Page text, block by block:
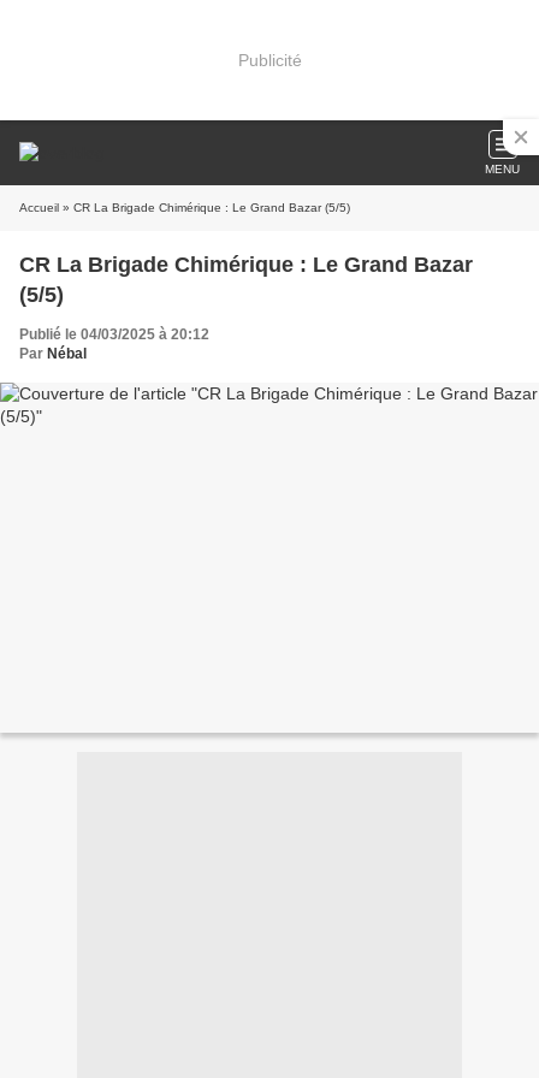
Publicité
MENU
Accueil » CR La Brigade Chimérique : Le Grand Bazar (5/5)
CR La Brigade Chimérique : Le Grand Bazar
(5/5)
Publié le 04/03/2025 à 20:12
Par Nébal